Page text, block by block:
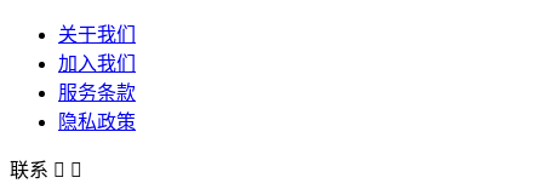
关于我们
加入我们
服务条款
隐私政策
联系  